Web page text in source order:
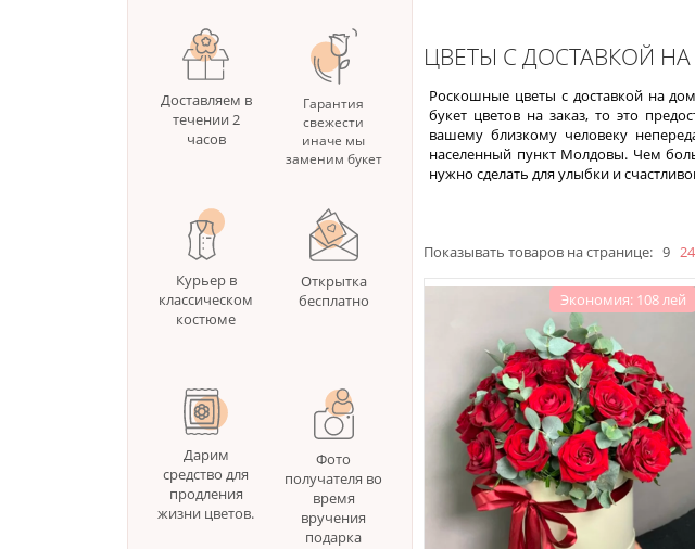
Доставляем в
течении 2
часов
Гарантия
свежести
иначе мы
заменим букет
Курьер в
классическом
костюме
Открытка
бесплатно
Дарим
средство для
продления
жизни цветов.
Фото
получателя во
время
вручения
подарка
ЦВЕТЫ С ДОСТАВКОЙ
Роскошные цветы с доставкой на
букет цветов на заказ, то это
вашему близкому человеку
населенный пункт Молдовы. Чем
нужно сделать для улыбки и
Показывать товаров на странице: 9 24
Экономия: 108 лей